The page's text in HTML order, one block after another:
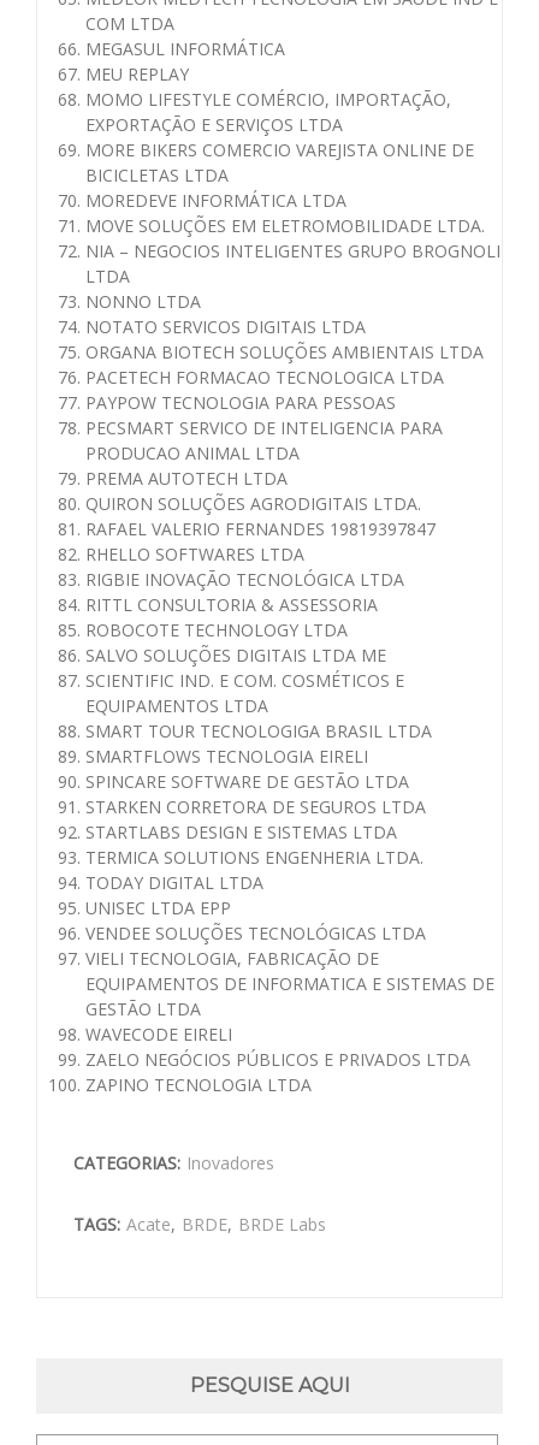
COM LTDA
MEGASUL INFORMÁTICA
MEU REPLAY
MOMO LIFESTYLE COMÉRCIO, IMPORTAÇÃO,
EXPORTAÇÃO E SERVIÇOS LTDA
MORE BIKERS COMERCIO VAREJISTA ONLINE DE
BICICLETAS LTDA
MOREDEVE INFORMÁTICA LTDA
MOVE SOLUÇÕES EM ELETROMOBILIDADE LTDA.
NIA – NEGOCIOS INTELIGENTES GRUPO BROGNOLI
LTDA
NONNO LTDA
NOTATO SERVICOS DIGITAIS LTDA
ORGANA BIOTECH SOLUÇÕES AMBIENTAIS LTDA
PACETECH FORMACAO TECNOLOGICA LTDA
PAYPOW TECNOLOGIA PARA PESSOAS
PECSMART SERVICO DE INTELIGENCIA PARA
PRODUCAO ANIMAL LTDA
PREMA AUTOTECH LTDA
QUIRON SOLUÇÕES AGRODIGITAIS LTDA.
RAFAEL VALERIO FERNANDES 19819397847
RHELLO SOFTWARES LTDA
RIGBIE INOVAÇÃO TECNOLÓGICA LTDA
RITTL CONSULTORIA & ASSESSORIA
ROBOCOTE TECHNOLOGY LTDA
SALVO SOLUÇÕES DIGITAIS LTDA ME
SCIENTIFIC IND. E COM. COSMÉTICOS E
EQUIPAMENTOS LTDA
SMART TOUR TECNOLOGIGA BRASIL LTDA
SMARTFLOWS TECNOLOGIA EIRELI
SPINCARE SOFTWARE DE GESTÃO LTDA
STARKEN CORRETORA DE SEGUROS LTDA
STARTLABS DESIGN E SISTEMAS LTDA
TERMICA SOLUTIONS ENGENHERIA LTDA.
TODAY DIGITAL LTDA
UNISEC LTDA EPP
VENDEE SOLUÇÕES TECNOLÓGICAS LTDA
VIELI TECNOLOGIA, FABRICAÇÃO DE
EQUIPAMENTOS DE INFORMATICA E SISTEMAS DE
GESTÃO LTDA
WAVECODE EIRELI
ZAELO NEGÓCIOS PÚBLICOS E PRIVADOS LTDA
ZAPINO TECNOLOGIA LTDA
CATEGORIAS: Inovadores
TAGS: Acate, BRDE, BRDE Labs
PESQUISE AQUI